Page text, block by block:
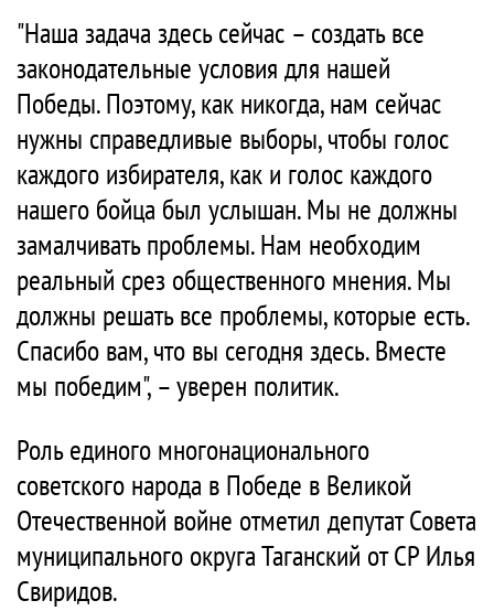
"Наша задача здесь сейчас – создать все
законодательные условия для нашей
Победы. Поэтому, как никогда, нам сейчас
нужны справедливые выборы, чтобы голос
каждого избирателя, как и голос каждого
нашего бойца был услышан. Мы не должны
замалчивать проблемы. Нам необходим
реальный срез общественного мнения. Мы
должны решать все проблемы, которые есть.
Спасибо вам, что вы сегодня здесь. Вместе
мы победим", – уверен политик.
Роль единого многонационального
советского народа в Победе в Великой
Отечественной войне отметил депутат Совета
муниципального округа Таганский от СР Илья
Свиридов.